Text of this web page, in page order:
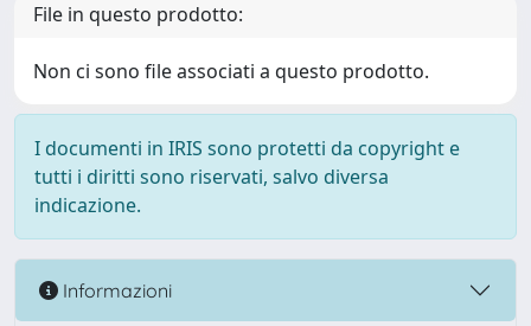
File in questo prodotto:
Non ci sono file associati a questo prodotto.
I documenti in IRIS sono protetti da copyright e
tutti i diritti sono riservati, salvo diversa
indicazione.
Informazioni